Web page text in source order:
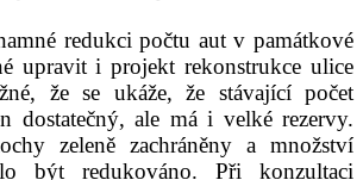
redukci počtu aut v památkové
upravit i projekt rekonstrukce ulice
že se ukáže, že stávající počet
dostatečný, ale má i velké rezervy.
zeleně zachráněny a množství
být redukováno. Při konzultaci